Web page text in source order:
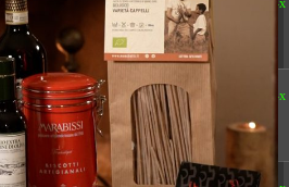
2026-
08-08
06:53:54
drwxr-xr-x
dir
2026-
08-08
06:53:54
drwxr-xr-x